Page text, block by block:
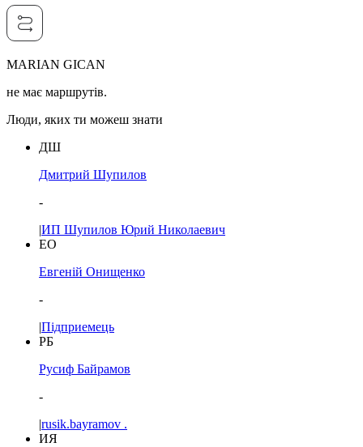
MARIAN GICAN
не має маршрутів.
Люди, яких ти можеш знати
ДШ
Дмитрий Шупилов
-
|ИП Шупилов Юрий Николаевич
ЕО
Евгеній Онищенко
-
|Підприемець
РБ
Русиф Байрамов
-
|rusik.bayramov .
ИЯ